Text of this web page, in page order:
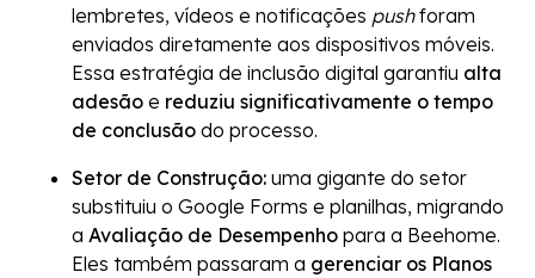
lembretes, vídeos e notificações pushforam
enviados diretamente aos dispositivos móveis.
Essa estratégia de inclusão digital garantiu alta
adesão e reduziu significativamente o tempo
de conclusão do processo.
Setor de Construção: uma gigante do setor
substituiu o Google Forms e planilhas, migrando
a Avaliação de Desempenho para a Beehome.
Eles também passaram a gerenciar os Planos